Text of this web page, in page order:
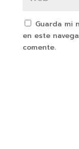
Guarda mi
en este
comente.